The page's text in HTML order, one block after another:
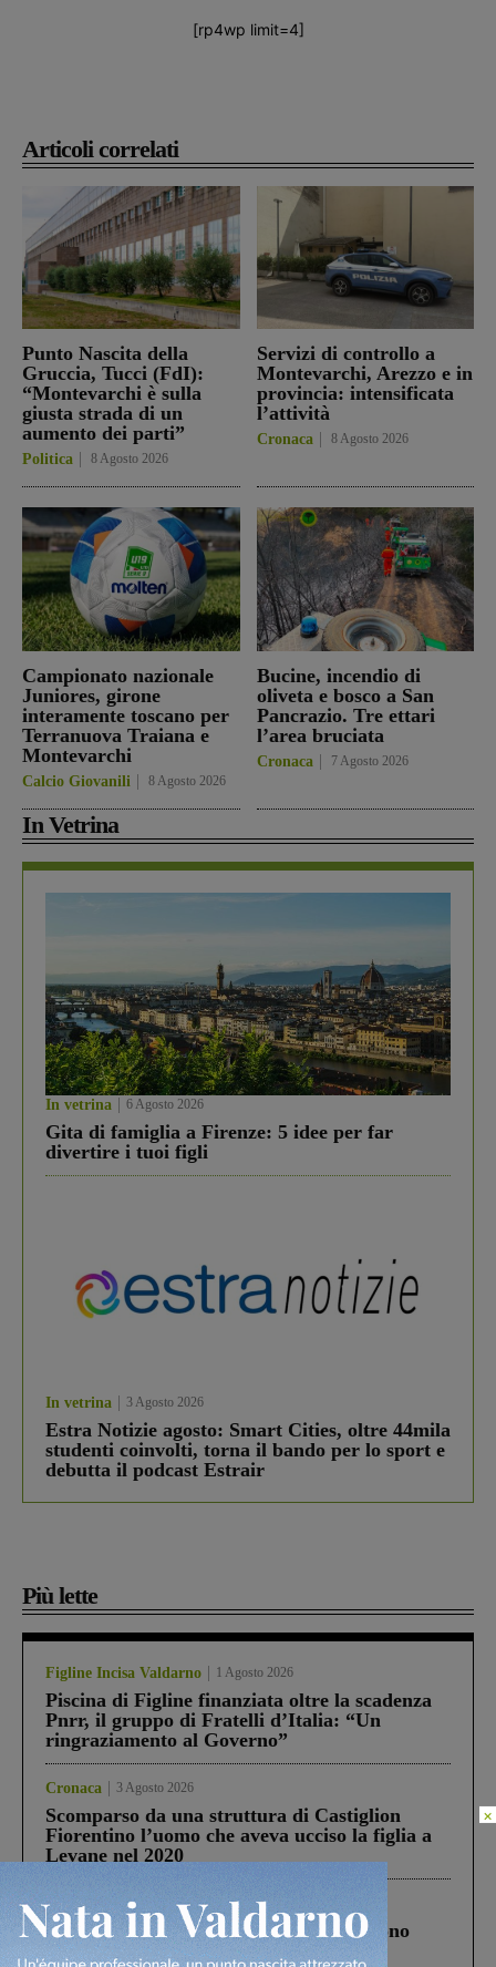
Articoli correlati
Punto Nascita della
Gruccia, Tucci (FdI):
“Montevarchi è sulla
giusta strada di un
aumento dei parti”
Politica 8 Agosto 2026
Servizi di controllo a
Montevarchi, Arezzo e in
provincia: intensificata
l’attività
Cronaca 8 Agosto 2026
Campionato nazionale
Juniores, girone
interamente toscano per
Terranuova Traiana e
Montevarchi
Calcio Giovanili 8 Agosto 2026
Bucine, incendio di
oliveta e bosco a San
Pancrazio. Tre ettari
l’area bruciata
Cronaca 7 Agosto 2026
In Vetrina
In vetrina 6 Agosto 2026
Gita di famiglia a Firenze: 5 idee per far
divertire i tuoi figli
In vetrina 3 Agosto 2026
Estra Notizie agosto: Smart Cities, oltre 44mila
studenti coinvolti, torna il bando per lo sport e
debutta il podcast Estrair
Più lette
Figline Incisa Valdarno 1 Agosto 2026
Piscina di Figline finanziata oltre la scadenza
Pnrr, il gruppo di Fratelli d’Italia: “Un
ringraziamento al Governo”
Cronaca 3 Agosto 2026
Scomparso da una struttura di Castiglion
Fiorentino l’uomo che aveva ucciso la figlia a
Levane nel 2020
Cronaca 4 Agosto 2026
Un anno fa la strage in A1 in cui morirono
Gianni, Giulia e Franco. Lo schianto, il
[rp4wp limit=4]
×